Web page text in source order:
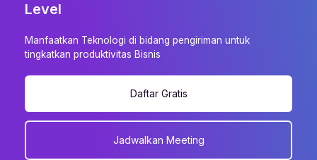
Level
Manfaatkan Teknologi di bidang pengiriman untuk
tingkatkan produktivitas Bisnis
Daftar Gratis
Jadwalkan Meeting